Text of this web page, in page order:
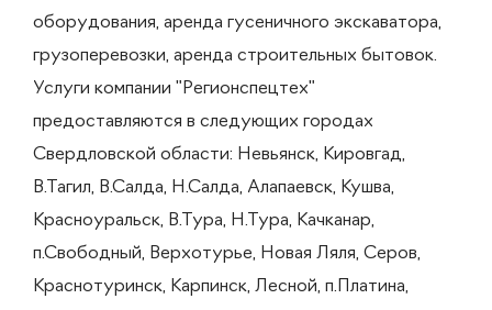
оборудования, аренда гусеничного экскаватора,
грузоперевозки, аренда строительных бытовок.
Услуги компании "Регионспецтех"
предоставляются в следующих городах
Свердловской области: Невьянск, Кировгад,
В.Тагил, В.Салда, Н.Салда, Алапаевск, Кушва,
Красноуральск, В.Тура, Н.Тура, Качканар,
п.Свободный, Верхотурье, Новая Ляля, Серов,
Краснотуринск, Карпинск, Лесной, п.Платина,